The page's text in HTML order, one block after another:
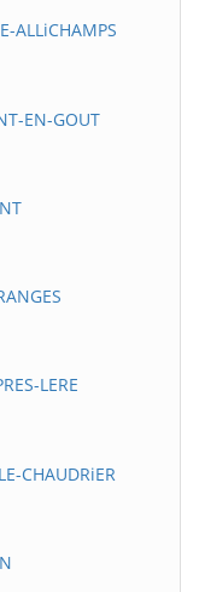
ALLiCHAMPS
EN-GOUT
LERE
CHAUDRiER